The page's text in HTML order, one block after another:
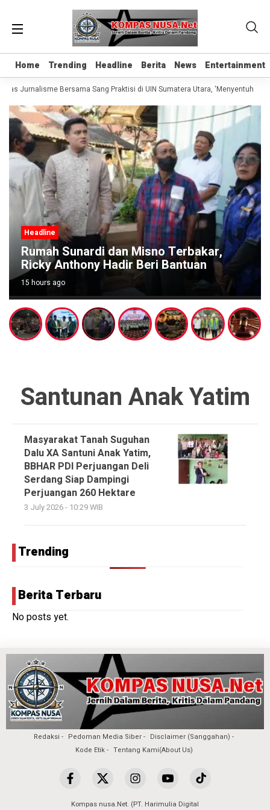
Home Trending Headline Berita News Entertainment
Home Trending Headline Berita News Entertainment
Jurnalisme Bersama Sang Praktisi di UIN Sumatera Utara, ‘Menyentuh Hati
Headline
Rumah Sunardi dan Misno Terbakar,
Ricky Anthony Hadir Beri Bantuan
15 hours ago
Santunan Anak Yatim
Masyarakat Tanah Suguhan
Dalu XA Santuni Anak Yatim,
BBHAR PDI Perjuangan Deli
Serdang Siap Dampingi
Perjuangan 260 Hektare
3 July 2026 - 10:29 WIB
Trending
Berita Terbaru
No posts yet.
Redaksi Pedoman Media Siber
Disclaimer (Sanggahan)
Kode Etik
Tentang Kami(About Us)
Kompas nusa.Net. (PT. Harimulia Digital